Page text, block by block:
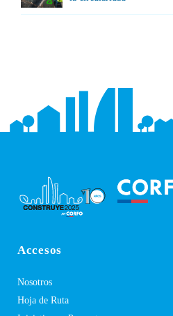
Accesos
Nosotros
Hoja de Ruta